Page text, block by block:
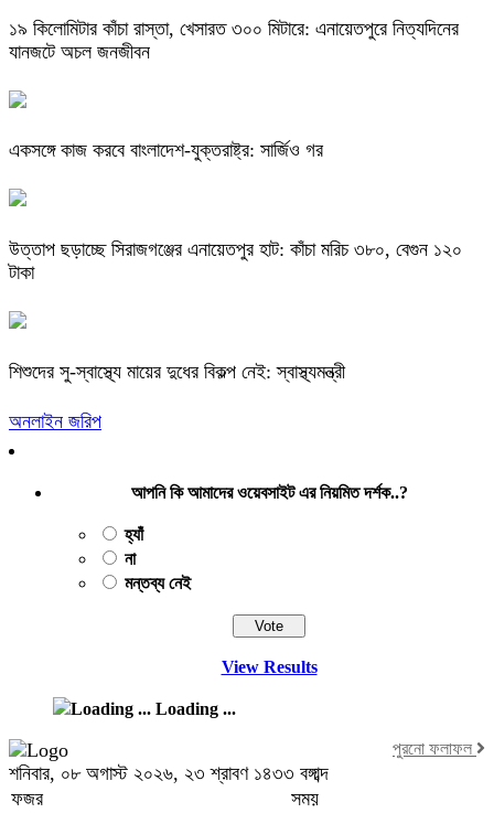
​১৯ কিলোমিটার কাঁচা রাস্তা, খেসারত ৩০০ মিটারে: এনায়েতপুরে নিত্যদিনের
যানজটে অচল জনজীবন
একসঙ্গে কাজ করবে বাংলাদেশ-যুক্তরাষ্ট্র: সার্জিও গর
উত্তাপ ছড়াচ্ছে সিরাজগঞ্জের এনায়েতপুর হাট: কাঁচা মরিচ ৩৮০, বেগুন ১২০
টাকা
শিশুদের সু-স্বাস্থ্যে মায়ের দুধের বিকল্প নেই: স্বাস্থ্যমন্ত্রী
অনলাইন জরিপ
আপনি কি আমাদের ওয়েবসাইট এর নিয়মিত দর্শক..?
হ্যাঁ
না
মন্তব্য নেই
View Results
Loading ...
পুরনো ফলাফল
শনিবার, ০৮ অগাস্ট ২০২৬, ২৩ শ্রাবণ ১৪৩৩ বঙ্গাব্দ
ফজর
সময়